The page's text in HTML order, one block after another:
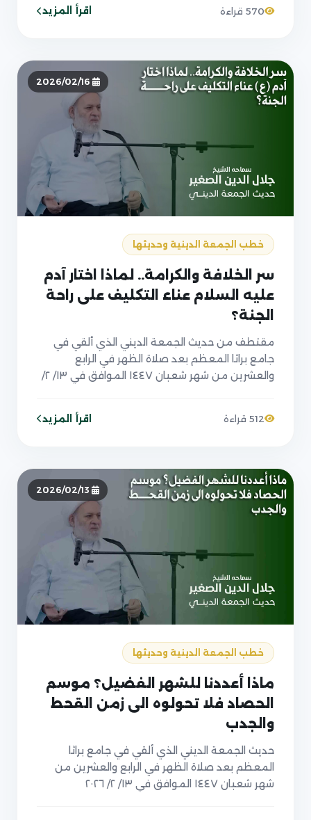
570 قراءة اقرأ المزيد
خطب الجمعة الدينية وحديثها
سر الخلافة والكرامة.. لماذا اختار آدم
عليه السلام عناء التكليف على راحة
الجنة؟
مقتطف من حديث الجمعة الديني الذي ألقي في
جامع براثا المعظم بعد صلاة الظهر في الرابع
والعشرين من شهر شعبان ١٤٤٧ الموافق في ١٣/ ٢/
512 قراءة اقرأ المزيد
خطب الجمعة الدينية وحديثها
ماذا أعددنا للشهر الفضيل؟ موسم
الحصاد فلا تحولوه الى زمن القحط
والجدب
حديث الجمعة الديني الذي ألقي في جامع براثا
المعظم بعد صلاة الظهر في الرابع والعشرين من
شهر شعبان ١٤٤٧ الموافق في ١٣/ ٢/ ٢٠٢٦